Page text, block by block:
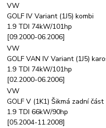
VW
GOLF IV Variant (1J5) kombi
1.9 TDI 74kW/101hp
[09.2000-06.2006]
VW
GOLF VAN IV Variant (1J5)
1.9 TDI 74kW/101hp
[02.2000-06.2006]
VW
GOLF V (1K1) Šikmá zadní část
1.9 TDI 66kW/90hp
[05.2004-11.2008]